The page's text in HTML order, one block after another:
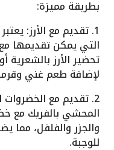
بطريقة مميزة:
1. تقديم مع الأرز:
التي يمكن تقديمها
تحضير الأرز بالشعرية
لإضافة طعم غني
2. تقديم مع
المحشي بالفريك مع
والجزر والفلفل، مما
للوجبة.